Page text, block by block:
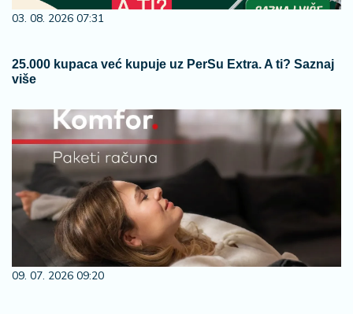
03. 08. 2026 07:31
25.000 kupaca već kupuje uz PerSu Extra. A ti? Saznaj
više
09. 07. 2026 09:20